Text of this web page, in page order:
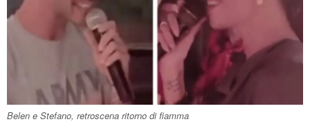
Belen e Stefano, retroscena ritorno di fiamma